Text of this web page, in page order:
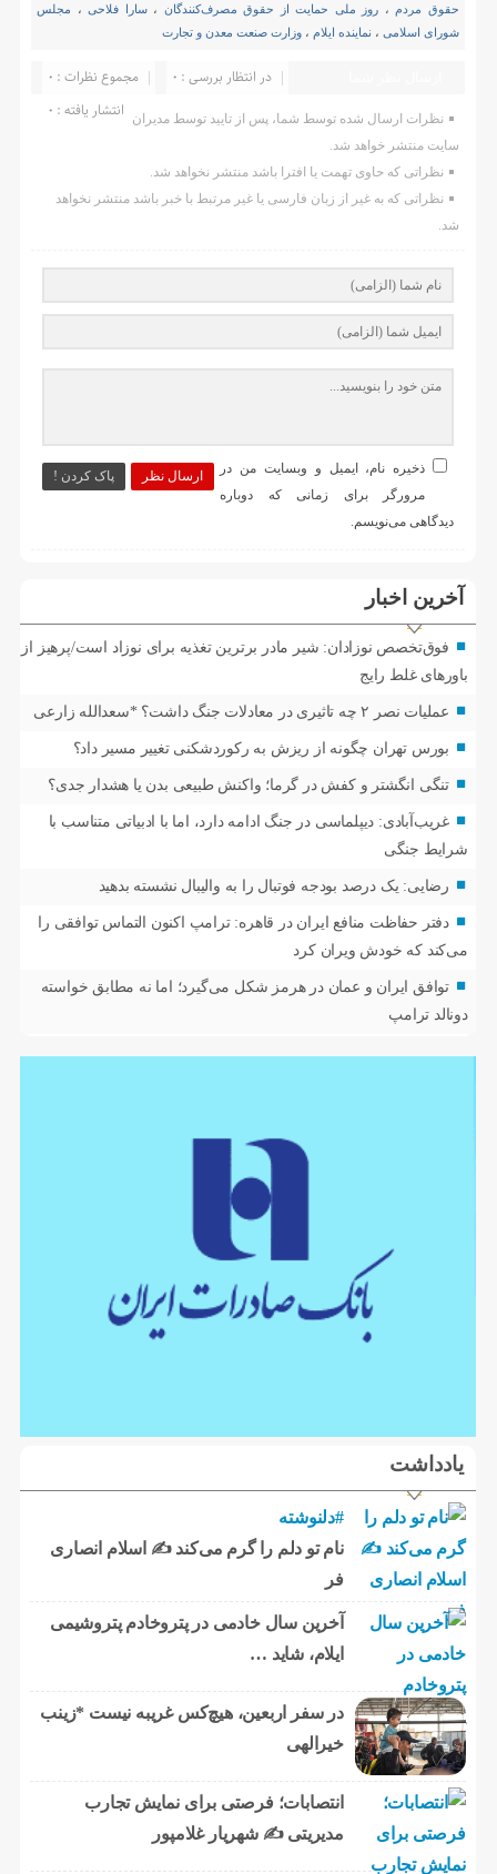
حقوق مردم، روز ملی حمایت از حقوق مصرف‌کنندگان ،سارا فلاحی،
مجلس
شورای اسلامی ، نماینده ایلام ،وزارت صنعت معدن و تجارت
مجموع نظرات : 0
در انتظار بررسی : 0
انتشار یافته : ۰
نظرات ارسال شده توسط شما، پس از تایید توسط مدیران
سایت منتشر خواهد شد.
نظراتی که حاوی تهمت یا افترا باشد منتشر نخواهد شد.
نظراتی که به غیر از زبان فارسی یا غیر مرتبط با خبر باشد منتشر نخواهد
شد.
ارسال نظر پاک کردن !
ذخیره نام، ایمیل و وبسایت من در
مرورگر برای زمانی که دوباره
دیدگاهی می‌نویسم.
آخرین اخبار
فوق‌تخصص نوزادان: شیر مادر برترین تغذیه برای نوزاد است/پرهیز از
باورهای غلط رایج
عملیات نصر ۲ چه تاثیری در معادلات جنگ داشت؟ *سعدالله زارعی
بورس تهران چگونه از ریزش به رکوردشکنی تغییر مسیر داد؟
تنگی انگشتر و کفش در گرما؛ واکنش طبیعی بدن یا هشدار جدی؟
غریب‌آبادی: دیپلماسی در جنگ ادامه دارد، اما با ادبیاتی متناسب با
شرایط جنگی
رضایی: یک درصد بودجه فوتبال را به والیبال نشسته بدهید
دفتر حفاظت منافع ایران در قاهره: ترامپ اکنون التماس توافقی را
می‌کند که خودش ویران کرد
توافق ایران و عمان در هرمز شکل می‌گیرد؛ اما نه مطابق خواسته
دونالد ترامپ
یادداشت
#دلنوشته
نام تو دلم را گرم می‌کند ✍️ اسلام انصاری
فر
آخرین سال خادمی در پتروخادم پتروشیمی
ایلام، شاید …
در سفر اربعین، هیچ‌کس غریبه نیست *زینب
خیرالهی
انتصابات؛ فرصتی برای نمایش تجارب
مدیریتی ✍ شهریار غلامپور